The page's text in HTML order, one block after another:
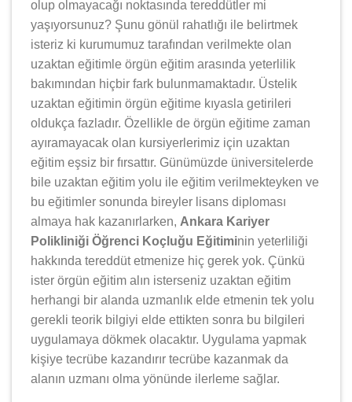
olup olmayacağı noktasında tereddütler mi
yaşıyorsunuz? Şunu gönül rahatlığı ile belirtmek
isteriz ki kurumumuz tarafından verilmekte olan
uzaktan eğitimle örgün eğitim arasında yeterlilik
bakımından hiçbir fark bulunmamaktadır. Üstelik
uzaktan eğitimin örgün eğitime kıyasla getirileri
oldukça fazladır. Özellikle de örgün eğitime zaman
ayıramayacak olan kursiyerlerimiz için uzaktan
eğitim eşsiz bir fırsattır. Günümüzde üniversitelerde
bile uzaktan eğitim yolu ile eğitim verilmekteyken ve
bu eğitimler sonunda bireyler lisans diploması
almaya hak kazanırlarken, Ankara Kariyer
Polikliniği Öğrenci Koçluğu Eğitiminin yeterliliği
hakkında tereddüt etmenize hiç gerek yok. Çünkü
ister örgün eğitim alın isterseniz uzaktan eğitim
herhangi bir alanda uzmanlık elde etmenin tek yolu
gerekli teorik bilgiyi elde ettikten sonra bu bilgileri
uygulamaya dökmek olacaktır. Uygulama yapmak
kişiye tecrübe kazandırır tecrübe kazanmak da
alanın uzmanı olma yönünde ilerleme sağlar.